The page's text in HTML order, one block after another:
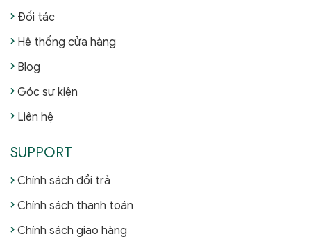
Đối tác
Hệ thống cửa hàng
Blog
Góc sự kiện
Liên hệ
SUPPORT
Chính sách đổi trả
Chính sách thanh toán
Chính sách giao hàng